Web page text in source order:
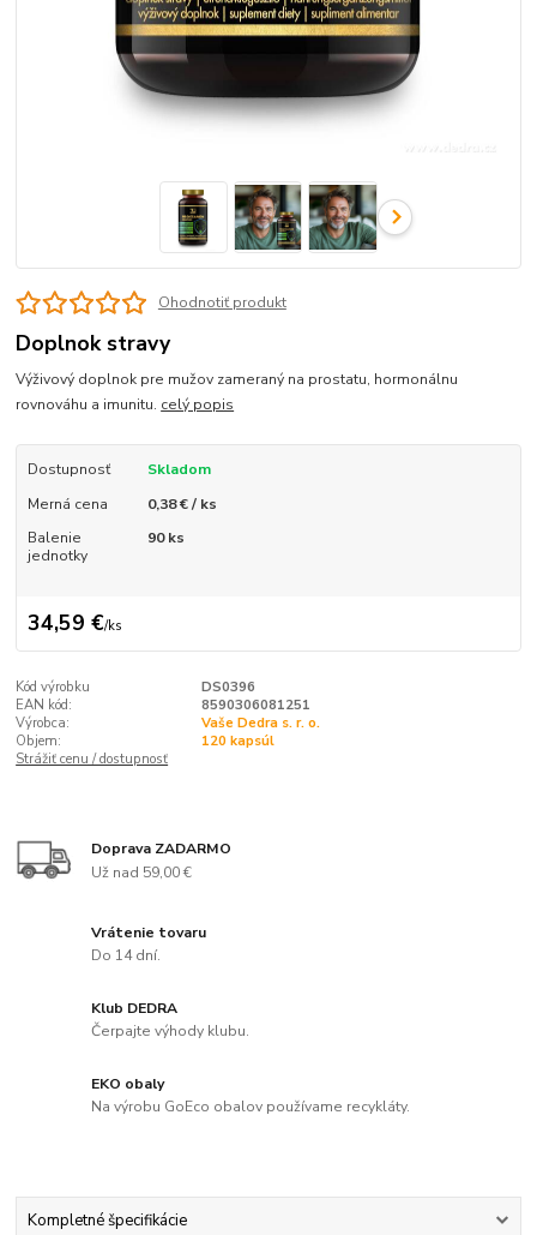
Ohodnotiť produkt
Doplnok stravy
Výživový doplnok pre mužov zameraný na prostatu, hormonálnu
rovnováhu a imunitu. celý popis
Dostupnosť
Skladom
Merná cena
0,38 € / ks
Balenie
jednotky
90 ks
34,59 €/ks
Kód výrobku
DS0396
EAN kód:
8590306081251
Výrobca:
Vaše Dedra s. r. o.
Objem:
120 kapsúl
Strážiť cenu / dostupnosť
Doprava ZADARMO
Už nad 59,00 €
Vrátenie tovaru
Do 14 dní.
Klub DEDRA
Čerpajte výhody klubu.
EKO obaly
Na výrobu GoEco obalov používame recykláty.
Kompletné špecifikácie